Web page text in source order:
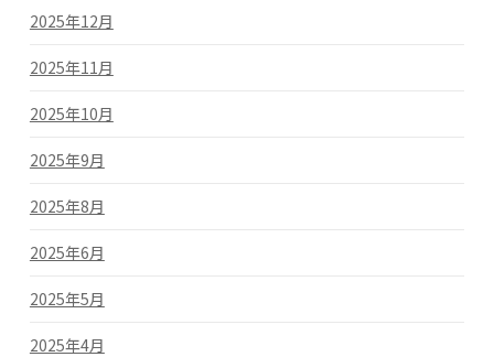
2025年12月
2025年11月
2025年10月
2025年9月
2025年8月
2025年6月
2025年5月
2025年4月